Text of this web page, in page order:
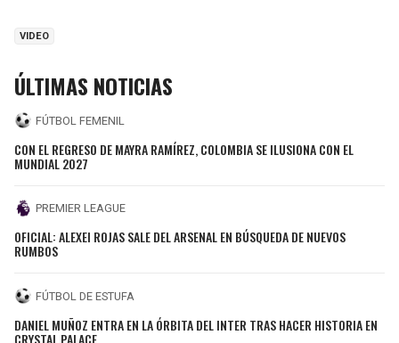
VIDEO
ÚLTIMAS NOTICIAS
FÚTBOL FEMENIL
CON EL REGRESO DE MAYRA RAMÍREZ, COLOMBIA SE ILUSIONA CON EL
MUNDIAL 2027
PREMIER LEAGUE
OFICIAL: ALEXEI ROJAS SALE DEL ARSENAL EN BÚSQUEDA DE NUEVOS
RUMBOS
FÚTBOL DE ESTUFA
DANIEL MUÑOZ ENTRA EN LA ÓRBITA DEL INTER TRAS HACER HISTORIA EN
CRYSTAL PALACE